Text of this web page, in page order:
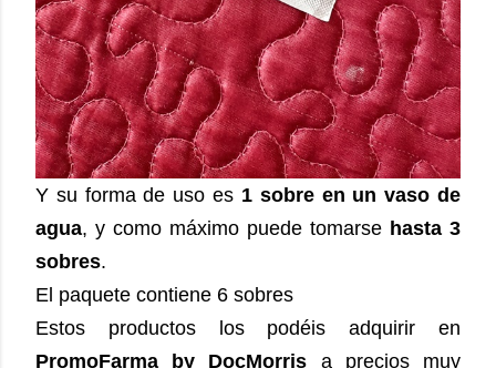
Y su forma de uso es 1 sobre en un vaso de
agua, y como máximo puede tomarse hasta 3
sobres.
El paquete contiene 6 sobres
Estos productos los podéis adquirir en
PromoFarma by DocMorris a precios muy